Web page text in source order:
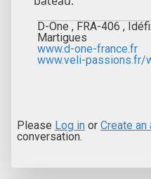
D-One , FRA-406 ,
Martigues
www.d-one-france.fr
www.veli-passions.fr/
Please Log in or Create an
conversation.